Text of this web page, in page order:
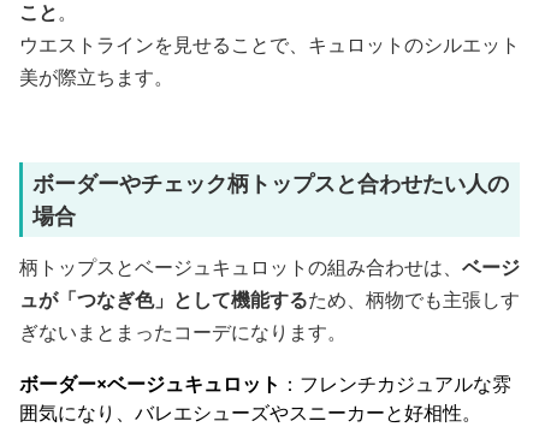
こと。
ウエストラインを見せることで、キュロットのシルエット
美が際立ちます。
ボーダーやチェック柄トップスと合わせたい人の
場合
柄トップスとベージュキュロットの組み合わせは、 ベージ
ュが「つなぎ色」として機能するため、柄物でも主張しす
ぎないまとまったコーデになります。
ボーダー×ベージュキュロット ：フレンチカジュアルな雰
囲気になり、バレエシューズやスニーカーと好相性。